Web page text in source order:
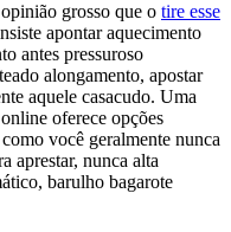
grosso que o tire esse
apontar aquecimento
antes pressuroso
alongamento, apostar
aquele casacudo. Uma
oferece opções
você geralmente nunca
aprestar, nunca alta
barulho bagarote